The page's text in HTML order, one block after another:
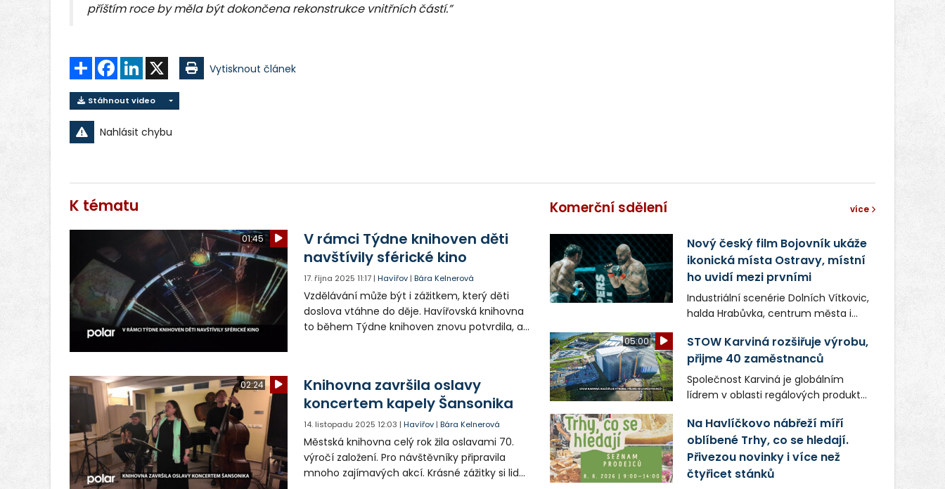
příštím roce by měla být dokončena rekonstrukce vnitřních částí.”
Sdílet FacebookLinkedIn Vytisknout článek
Stáhnout video
Nahlásit chybu
K tématu
01:45
V rámci Týdne knihoven děti
navštívily sférické kino
17. října 2025 11:17 |Havířov |Bára Kelnerová
Vzdělávání může být i zážitkem, který děti
doslova vtáhne do děje. Havířovská knihovna
to během Týdne knihoven znovu potvrdila, a
02:24
Knihovna završila oslavy
koncertem kapely Šansonika
14. listopadu 2025 12:03 |Havířov |Bára Kelnerová
Městská knihovna celý rok žila oslavami 70.
výročí založení. Pro návštěvníky připravila
mnoho zajímavých akcí. Krásné zážitky si lidé
Komerční sdělení více
Nový český film Bojovník ukáže
ikonická místa Ostravy, místní
ho uvidí mezi prvními
Industriální scenérie Dolních Vítkovic,
halda Hrabůvka, centrum města i
v novém filmu Bojovník, který vstoupí
do kin už 13. srpna. Režiséři Vojtěch
Frič a Tomáš Dianiška si
moravskoslezskou metropoli
nevybrali náhodou – její syrová
atmosféra se stala přirozenou
součástí příběhu bývalého
boxerského šampiona Hoffa (Milan
Ondrík), jenž se po letech vrací do
světa vrcholových zápasů, tentokrát
05:00
STOW Karviná rozšiřuje výrobu,
přijme 40 zaměstnanců
Společnost Karviná je globálním
lídrem v oblasti regálových produktů
zaměstnavatelem na Karvinsku a
firmou s obrovským potenciálem.
Na Havlíčkovo nábřeží míří
oblíbené Trhy, co se hledají.
Přivezou novinky i více než
čtyřicet stánků